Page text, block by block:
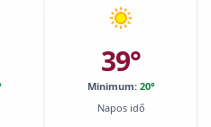
39°
Minimum: 20°
Napos idő